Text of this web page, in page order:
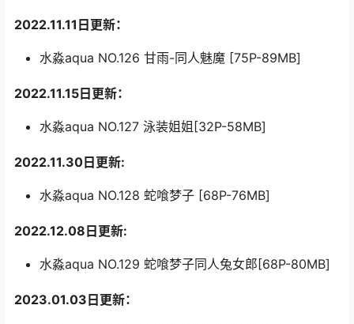
2022.11.11日更新：
水淼aqua NO.126 甘雨-同人魅魔 [75P-89MB]
2022.11.15日更新：
水淼aqua NO.127 泳装姐姐[32P-58MB]
2022.11.30日更新:
水淼aqua NO.128 蛇喰梦子 [68P-76MB]
2022.12.08日更新:
水淼aqua NO.129 蛇喰梦子同人兔女郎[68P-80MB]
2023.01.03日更新：